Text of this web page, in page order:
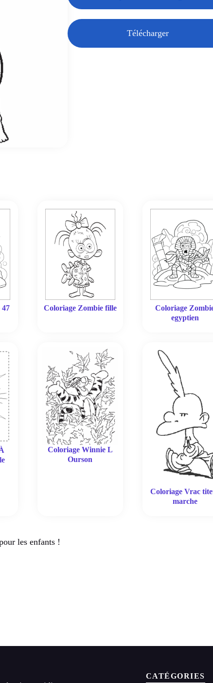
Télécharger
47
Coloriage Zombie fille
Coloriage
egyptien
Coloriage Winnie L
Ourson
Coloriage Vrac
marche
les enfants !
CATÉGORIES